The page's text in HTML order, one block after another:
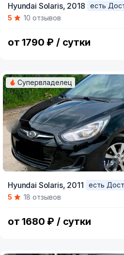
of
Hyundai Solaris, 2018
есть
5
10 отзывов
от 1790 ₽ / сутки
of
Супервладелец
1 / 5
Hyundai Solaris, 2011
есть
5
18 отзывов
от 1680 ₽ / сутки